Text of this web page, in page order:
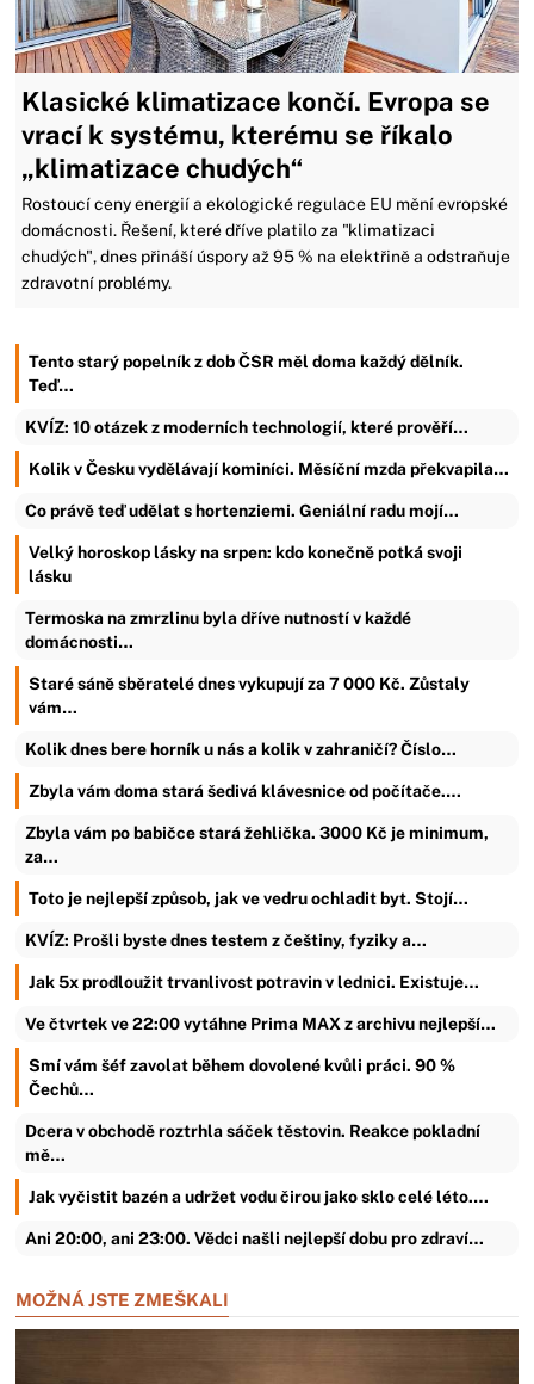
Klasické klimatizace končí. Evropa se
vrací k systému, kterému se říkalo
„klimatizace chudých“
Rostoucí ceny energií a ekologické regulace EU mění evropské
domácnosti. Řešení, které dříve platilo za "klimatizaci
chudých", dnes přináší úspory až 95 % na elektřině a odstraňuje
zdravotní problémy.
Tento starý popelník z dob ČSR měl doma každý dělník.
Teď…
KVÍZ: 10 otázek z moderních technologií, které prověří…
Kolik v Česku vydělávají kominíci. Měsíční mzda překvapila…
Co právě teď udělat s hortenziemi. Geniální radu mojí…
Velký horoskop lásky na srpen: kdo konečně potká svoji
lásku
Termoska na zmrzlinu byla dříve nutností v každé
domácnosti…
Staré sáně sběratelé dnes vykupují za 7 000 Kč. Zůstaly
vám…
Kolik dnes bere horník u nás a kolik v zahraničí? Číslo…
Zbyla vám doma stará šedivá klávesnice od počítače.…
Zbyla vám po babičce stará žehlička. 3000 Kč je minimum,
za…
Toto je nejlepší způsob, jak ve vedru ochladit byt. Stojí…
KVÍZ: Prošli byste dnes testem z češtiny, fyziky a…
Jak 5x prodloužit trvanlivost potravin v lednici. Existuje…
Ve čtvrtek ve 22:00 vytáhne Prima MAX z archivu nejlepší…
Smí vám šéf zavolat během dovolené kvůli práci. 90 %
Čechů…
Dcera v obchodě roztrhla sáček těstovin. Reakce pokladní
mě…
Jak vyčistit bazén a udržet vodu čirou jako sklo celé léto.…
Ani 20:00, ani 23:00. Vědci našli nejlepší dobu pro zdraví…
MOŽNÁ JSTE ZMEŠKALI